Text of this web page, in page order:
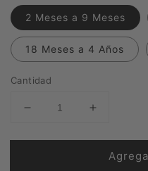
2 Meses a 9 Meses
18 Meses a 4 Años
Cantidad
Reducir
para
Aumentar
para
Camiseta